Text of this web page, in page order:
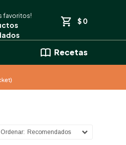
Recetas
$ 0
Recomendados